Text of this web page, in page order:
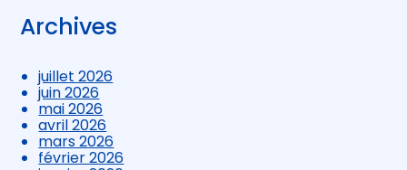
Archives
juillet 2026
juin 2026
mai 2026
avril 2026
mars 2026
février 2026